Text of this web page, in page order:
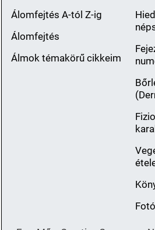
Álomfejtés A-tól Z-ig
Álomfejtés
Álmok témakörű cikkeim